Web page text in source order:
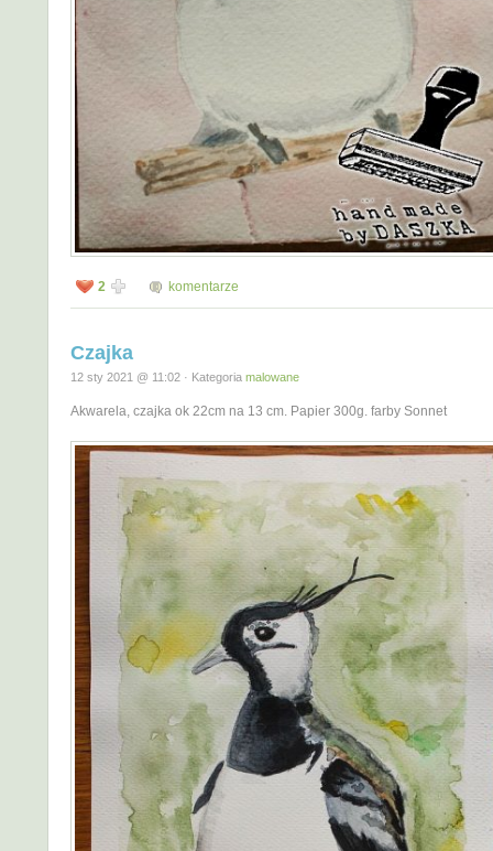
2 komentarze
Czajka
12 sty 2021 @ 11:02 · Kategoria malowane
Akwarela, czajka ok 22cm na 13 cm. Papier 300g. farby Sonnet